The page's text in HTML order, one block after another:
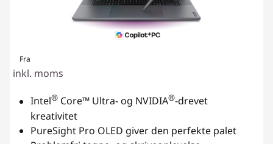
Fra
inkl. moms
Intel® Core™ Ultra- og NVIDIA®-drevet
kreativitet
PureSight Pro OLED giver den perfekte palet